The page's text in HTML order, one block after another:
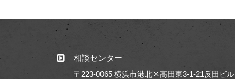
相談センター
〒223-0065 横浜市港北区高田東3-1-21反田ビル